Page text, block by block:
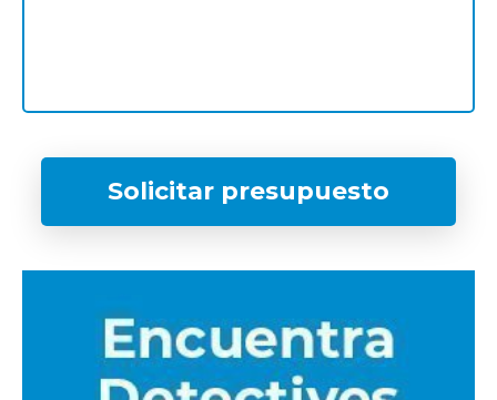
Solicitar presupuesto